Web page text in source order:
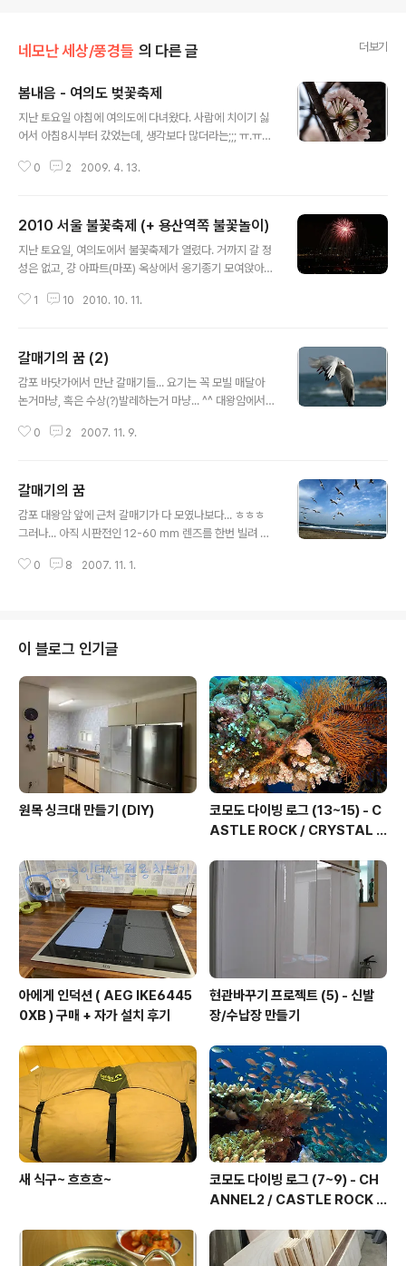
네모난 세상/풍경들 의 다른 글 더보기
봄내음 - 여의도 벚꽃축제
지난 토요일 아침에 여의도에 다녀왔다. 사람에 치이기 싫
어서 아침8시부터 갔었는데, 생각보다 많더라는;;; ㅠ.ㅠ
ㅡㅡ;;;;) 이건 입구에 있던 화분 속 꽃들~ 우리집 앞에 핀
0 2 2009. 4. 13.
2010 서울 불꽃축제 (+ 용산역쪽 불꽃놀이)
지난 토요일, 여의도에서 불꽃축제가 열렸다. 거까지 갈 정
성은 없고, 걍 아파트(마포) 옥상에서 옹기종기 모여앉아서
고, 재작년에는 서울에 없어서 못 보다가, 오랫만에 밤 사진
올라갑니다~ (스크롤 압박 주의~ㅋ) 전부 3타임, 중간중간
10분정도씩 쉬며 터뜨렸는데, 두번째와 세번째 타임 중간
에 용산역쪽에서도 동시에 불꽃놀이를 하는 덕에 양쪽으로
아무래도 규모는 여의도보다 작은 듯 했다... 그틈에 여의도
1 10 2010. 10. 11.
갈매기의 꿈 (2)
감포 바닷가에서 만난 갈매기들... 요기는 꼭 모빌 매달아
논거마냥, 혹은 수상(?)발레하는거 마냥... ^^ 대왕암에서
0 2 2007. 11. 9.
갈매기의 꿈
감포 대왕암 앞에 근처 갈매기가 다 모였나보다... ㅎㅎㅎ
그러나... 아직 시판전인 12-60 mm 렌즈를 한번 빌려 써
겠다고 다짐;;;;;; ㅡㅡ;;;;;;; 물론, 눈치 빠른분들은 이미 짐작
0 8 2007. 11. 1.
이 블로그 인기글
원목 싱크대 만들기 (DIY)
코모도 다이빙 로그 (13~15) - C
ASTLE ROCK / CRYSTAL R
R
아에게 인덕션 ( AEG IKE6445
0XB ) 구매 + 자가 설치 후기
현관바꾸기 프로젝트 (5) - 신발
장/수납장 만들기
새 식구~ 흐흐흐~
코모도 다이빙 로그 (7~9) - CH
ANNEL2 / CASTLE ROCK /